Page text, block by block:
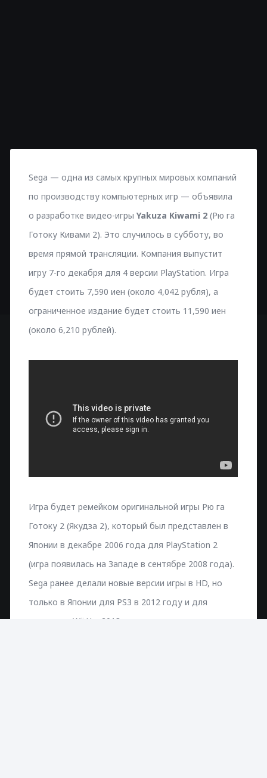
Sega — одна из самых крупных мировых компаний
по производству компьютерных игр — объявила
о разработке видео-игры Yakuza Kiwami 2 (Рю га
Готоку Кивами 2). Это случилось в субботу, во
время прямой трансляции. Компания выпустит
игру 7-го декабря для 4 версии PlayStation. Игра
будет стоить 7,590 иен (около 4,042 рубля), а
ограниченное издание будет стоить 11,590 иен
(около 6,210 рублей).
Игра будет ремейком оригинальной игры Рю га
Готоку 2 (Якудза 2), который был представлен в
Японии в декабре 2006 года для PlayStation 2
(игра появилась на Западе в сентябре 2008 года).
Sega ранее делали новые версии игры в HD, но
только в Японии для PS3 в 2012 году и для
приставки Wii U в 2013 году.